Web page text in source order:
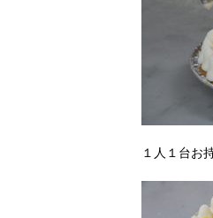
１人１台お